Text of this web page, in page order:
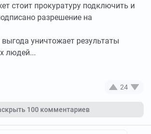
стоит прокуратуру подключить и
разрешение на
уничтожает результаты
людей...
24
100 комментариев